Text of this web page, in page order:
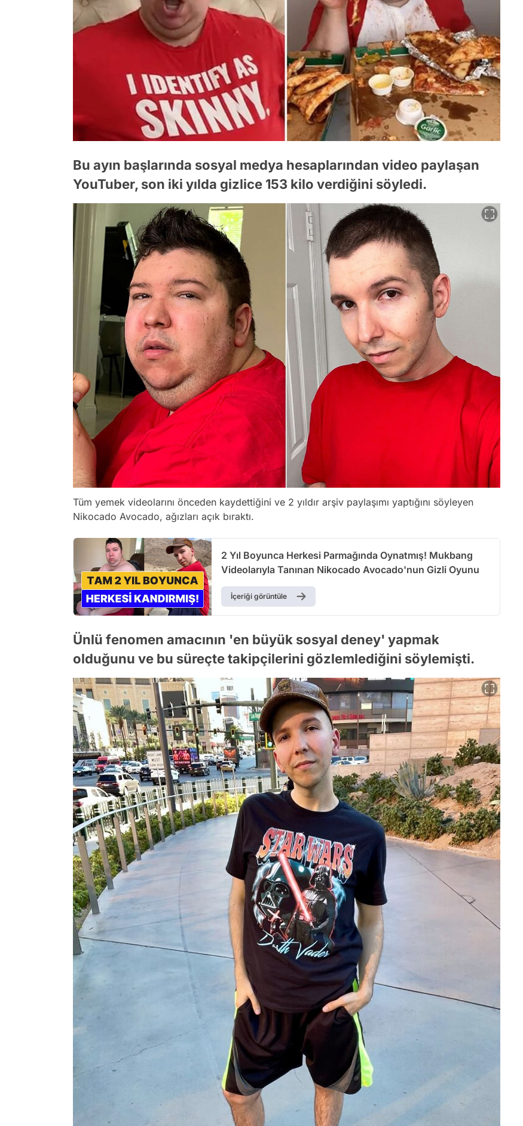
Bu ayın başlarında sosyal medya hesaplarından video paylaşan
YouTuber, son iki yılda gizlice 153 kilo verdiğini söyledi.
Tüm yemek videolarını önceden kaydettiğini ve 2 yıldır arşiv paylaşımı yaptığını söyleyen
Nikocado Avocado, ağızları açık bıraktı.
2 Yıl Boyunca Herkesi Parmağında Oynatmış! Mukbang
Videolarıyla Tanınan Nikocado Avocado'nun Gizli Oyunu
İçeriği görüntüle
Ünlü fenomen amacının 'en büyük sosyal deney' yapmak
olduğunu ve bu süreçte takipçilerini gözlemlediğini söylemişti.